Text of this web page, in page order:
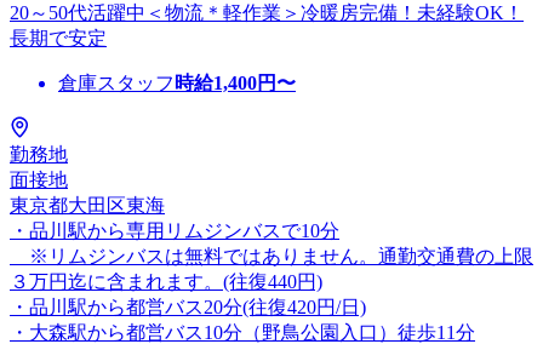
20～50代活躍中＜物流＊軽作業＞冷暖房完備！未経験OK！
長期で安定
倉庫スタッフ 時給1,400円〜
勤務地
面接地
東京都大田区東海
・品川駅から専用リムジンバスで10分
※リムジンバスは無料ではありません。通勤交通費の上限
３万円迄に含まれます。(往復440円)
・品川駅から都営バス20分(往復420円/日)
・大森駅から都営バス10分（野鳥公園入口）徒歩11分